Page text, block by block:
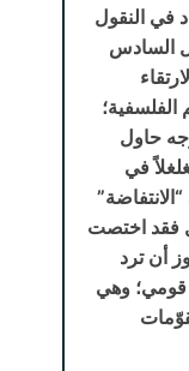
في النقول
السادس
الفلسفية؛
حاول
في
فقد اختصت
أن ترد
قومي؛ وهي